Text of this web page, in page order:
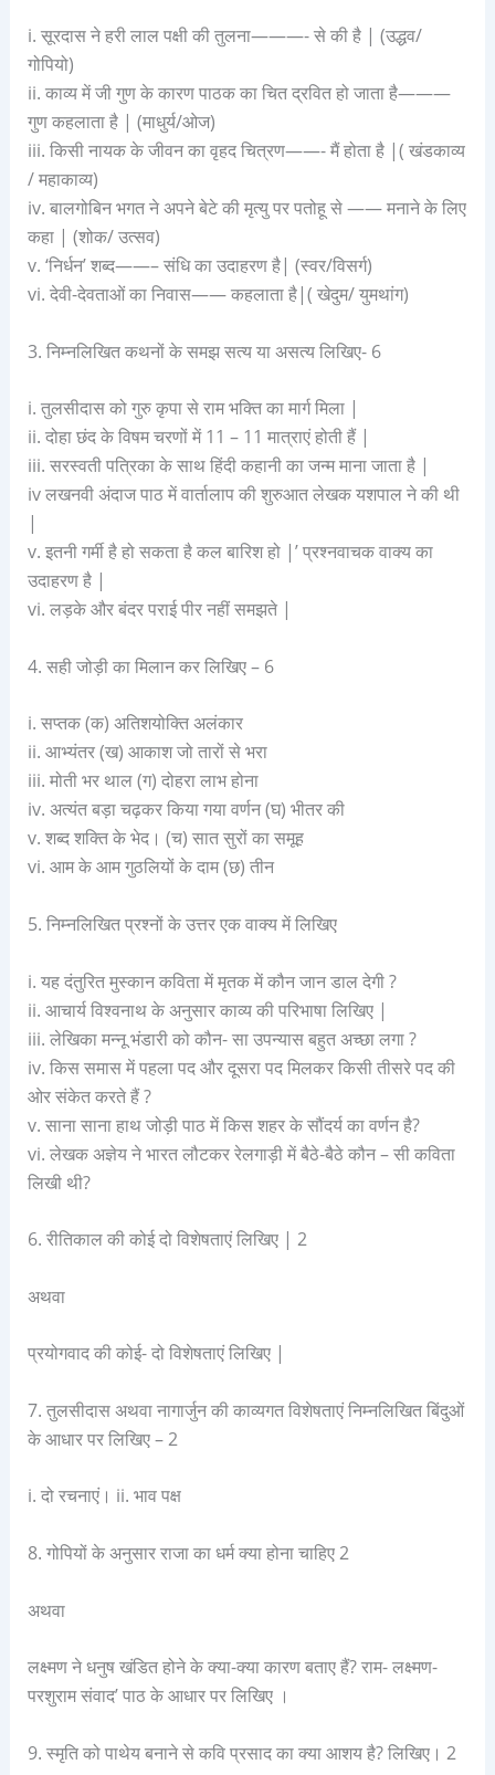
i. सूरदास ने हरी लाल पक्षी की तुलना———- से की है | (उद्धव/
गोपियो)
ii. काव्य में जी गुण के कारण पाठक का चित द्रवित हो जाता है———
गुण कहलाता है | (माधुर्य/ओज)
iii. किसी नायक के जीवन का वृहद चित्रण——- मैं होता है |( खंडकाव्य
/ महाकाव्य)
iv. बालगोबिन भगत ने अपने बेटे की मृत्यु पर पतोहू से —— मनाने के लिए
कहा | (शोक/ उत्सव)
v. ‘निर्धन’ शब्द——– संधि का उदाहरण है| (स्वर/विसर्ग)
vi. देवी-देवताओं का निवास—— कहलाता है|( खेदुम/ युमथांग)
3. निम्नलिखित कथनों के समझ सत्य या असत्य लिखिए- 6
i. तुलसीदास को गुरु कृपा से राम भक्ति का मार्ग मिला |
ii. दोहा छंद के विषम चरणों में 11 – 11 मात्राएं होती हैं |
iii. सरस्वती पत्रिका के साथ हिंदी कहानी का जन्म माना जाता है |
iv लखनवी अंदाज पाठ में वार्तालाप की शुरुआत लेखक यशपाल ने की थी
|
v. इतनी गर्मी है हो सकता है कल बारिश हो |’ प्रश्नवाचक वाक्य का
उदाहरण है |
vi. लड़के और बंदर पराई पीर नहीं समझते |
4. सही जोड़ी का मिलान कर लिखिए – 6
i. सप्तक (क) अतिशयोक्ति अलंकार
ii. आभ्यंतर (ख) आकाश जो तारों से भरा
iii. मोती भर थाल (ग) दोहरा लाभ होना
iv. अत्यंत बड़ा चढ़कर किया गया वर्णन (घ) भीतर की
v. शब्द शक्ति के भेद। (च) सात सुरों का समूह
vi. आम के आम गुठलियों के दाम (छ) तीन
5. निम्नलिखित प्रश्नों के उत्तर एक वाक्य में लिखिए
i. यह दंतुरित मुस्कान कविता में मृतक में कौन जान डाल देगी ?
ii. आचार्य विश्वनाथ के अनुसार काव्य की परिभाषा लिखिए |
iii. लेखिका मन्नू भंडारी को कौन- सा उपन्यास बहुत अच्छा लगा ?
iv. किस समास में पहला पद और दूसरा पद मिलकर किसी तीसरे पद की
ओर संकेत करते हैं ?
v. साना साना हाथ जोड़ी पाठ में किस शहर के सौंदर्य का वर्णन है?
vi. लेखक अज्ञेय ने भारत लौटकर रेलगाड़ी में बैठे-बैठे कौन – सी कविता
लिखी थी?
6. रीतिकाल की कोई दो विशेषताएं लिखिए | 2
अथवा
प्रयोगवाद की कोई- दो विशेषताएं लिखिए |
7. तुलसीदास अथवा नागार्जुन की काव्यगत विशेषताएं निम्नलिखित बिंदुओं
के आधार पर लिखिए – 2
i. दो रचनाएं। ii. भाव पक्ष
8. गोपियों के अनुसार राजा का धर्म क्या होना चाहिए 2
अथवा
लक्ष्मण ने धनुष खंडित होने के क्या-क्या कारण बताए हैं? राम- लक्ष्मण-
परशुराम संवाद’ पाठ के आधार पर लिखिए ।
9. स्मृति को पाथेय बनाने से कवि प्रसाद का क्या आशय है? लिखिए। 2